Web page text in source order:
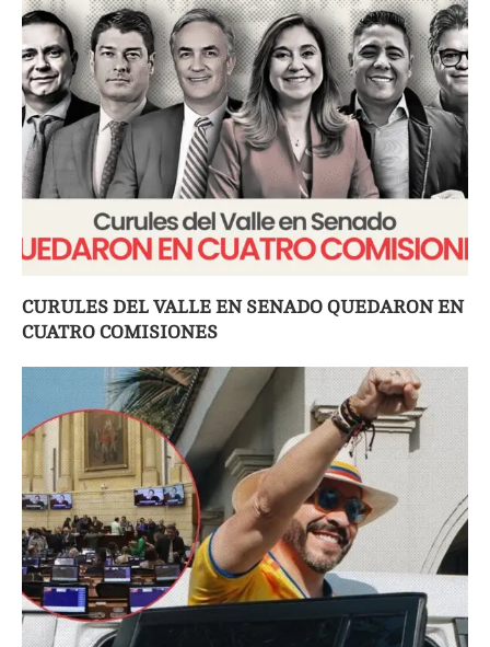
CURULES DEL VALLE EN SENADO QUEDARON EN
CUATRO COMISIONES